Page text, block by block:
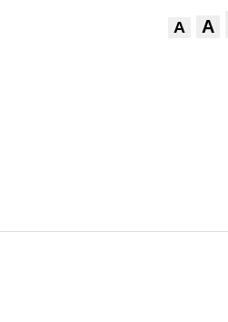
A A